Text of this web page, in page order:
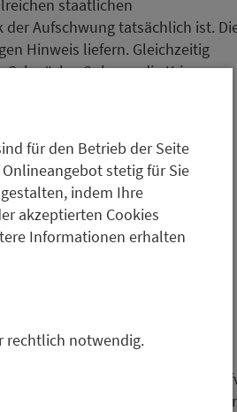
für den Betrieb der Seite
stetig für Sie
indem Ihre
akzeptierten Cookies
Informationen erhalten
rechtlich notwendig.
staatlichen
Aufschwung tatsächlich ist.
Hinweis liefern. Gleichzeitig
Solange die Krise am
sein. Staatliche
Belebung sorgen.
Asset Management
seit 2000 bei Metzler. Als
er für die volkswirtschaftlichen